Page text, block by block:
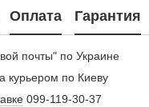
Оплата Гарантия
почты" по Украине
курьером по Киеву
099-119-30-37